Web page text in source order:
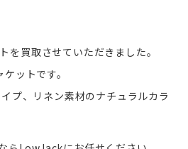
を買取させていただきました。
ットです。
プ、リネン素材のナチュラルカラ